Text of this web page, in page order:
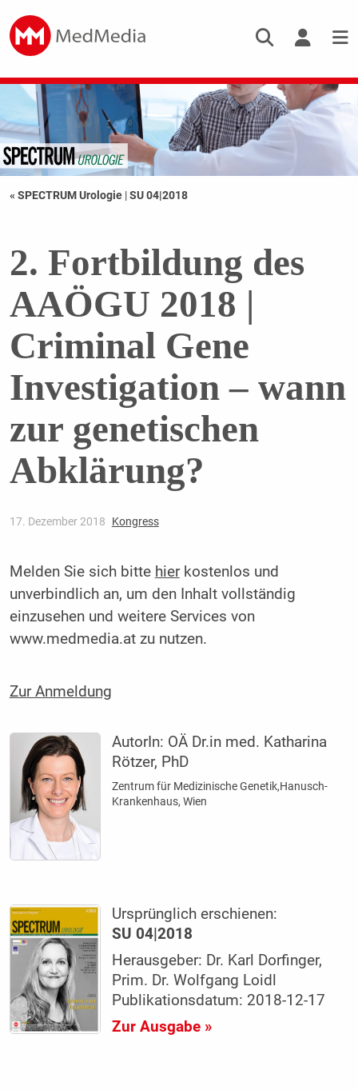
« SPECTRUM Urologie |SU 04|2018
2. Fortbildung des
AAÖGU 2018 |
Criminal Gene
Investigation – wann
zur genetischen
Abklärung?
17. Dezember 2018 Kongress
Melden Sie sich bitte hierkostenlos und
unverbindlich an, um den Inhalt vollständig
einzusehen und weitere Services von
www.medmedia.at zu nutzen.
Zur Anmeldung
AutorIn: OÄ Dr.in med. Katharina
Rötzer, PhD
Zentrum für Medizinische Genetik,Hanusch-
Krankenhaus, Wien
Ursprünglich erschienen:
SU 04|2018
Herausgeber: Dr. Karl Dorfinger,
Prim. Dr. Wolfgang Loidl
Publikationsdatum: 2018-12-17
Zur Ausgabe »